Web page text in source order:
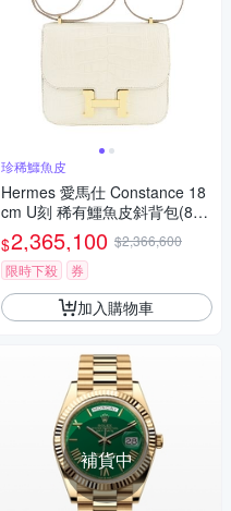
珍稀鱷魚皮
Hermes 愛馬仕 Constance 18
cm U刻 稀有鱷魚皮斜背包(8L
冰川白/金釦)
$2,365,100 $2,366,600
限時下殺
券
加入購物車
補貨中